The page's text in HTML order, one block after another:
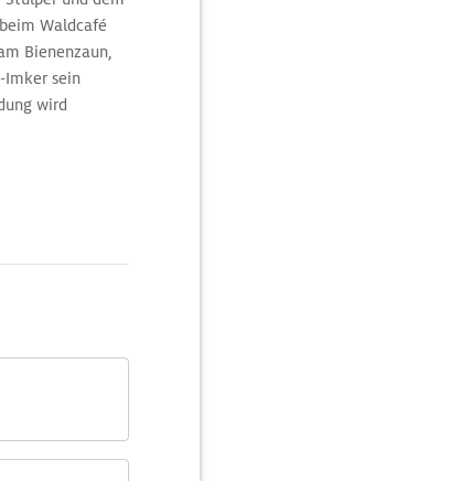
Waldcafé
Bienenzaun,
Imker sein
wird